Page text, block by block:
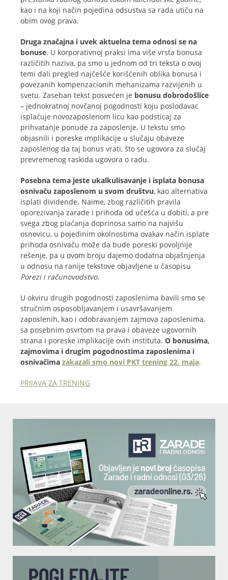
kao i na koji način pojedina odsustva sa rada utiču na
obim ovog prava.
Druga značajna i uvek aktuelna tema odnosi se na
bonuse. U korporativnoj praksi ima više vrsta bonusa
različitih naziva, pa smo u jednom od tri teksta o ovoj
temi dali pregled najčešće korišćenih oblika bonusa i
povezanih kompenzacionih mehanizama razvijenih u
svetu. Zaseban tekst posvećen je bonusu dobrodošlice
– jednokratnoj novčanoj pogodnosti koju poslodavac
isplaćuje novozaposlenom licu kao podsticaj za
prihvatanje ponude za zaposlenje. U tekstu smo
objasnili i poreske implikacije u slučaju obaveze
zaposlenog da taj bonus vrati, što se ugovora za slučaj
prevremenog raskida ugovora o radu.
Posebna tema jeste ukalkulisavanje i isplata bonusa
osnivaču zaposlenom u svom društvu, kao alternativa
isplati dividende. Naime, zbog različitih pravila
oporezivanja zarade i prihoda od učešća u dobiti, a pre
svega zbog plaćanja doprinosa samo na najvišu
osnovicu, u pojedinim okolnostima ovakav način isplate
prihoda osnivaču može da bude poreski povoljnije
rešenje, pa u ovom broju dajemo dodatna objašnjenja
u odnosu na ranije tekstove objavljene u časopisu
Porezi i računovodstvo.
U okviru drugih pogodnosti zaposlenima bavili smo se
stručnim osposobljavanjem i usavršavanjem
zaposlenih, kao i odobravanjem zajmova zaposlenima,
sa posebnim osvrtom na prava i obaveze ugovornih
strana i poreske implikacije ovih instituta. O bonusima,
zajmovima i drugim pogodnostima zaposlenima i
osnivačima zakazali smo novi PKT trening 22. maja.
PRIJAVA ZA TRENING